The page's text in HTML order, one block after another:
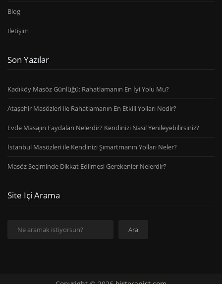
Blog
İletişim
Son Yazılar
Kadıköy Masöz Günlüğü: Rahatlamanın En İyi Yolu Mu?
Ataşehir Masözleri ile Rahatlamanın En Etkili Yolları Nedir?
Evde Masajın Faydaları Nelerdir? Kendinizi Nasıl Yenileyebilirsiniz?
İstanbul Masözleri ile Kendinizi Şımartmanın Yolları Neler?
Masöz Seçiminde Dikkat Edilmesi Gerekenler Nelerdir?
Site Içi Arama
Ara